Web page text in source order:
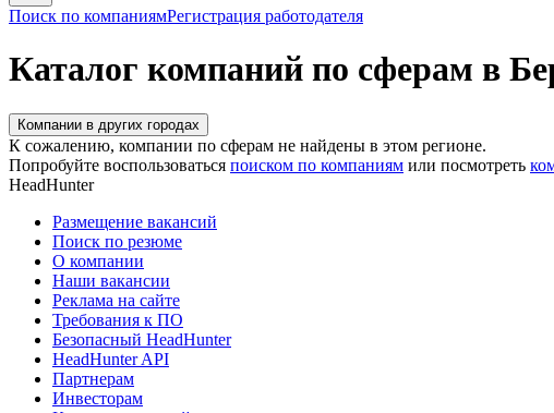
Поиск по компаниямРегистрация работодателя
Каталог компаний по сферам в
Компании в других городах
К сожалению, компании по сферам не найдены в этом регионе.
Попробуйте воспользоваться поиском по компаниям или посмотреть
HeadHunter
Размещение вакансий
Поиск по резюме
О компании
Наши вакансии
Реклама на сайте
Требования к ПО
Безопасный HeadHunter
HeadHunter API
Партнерам
Инвесторам